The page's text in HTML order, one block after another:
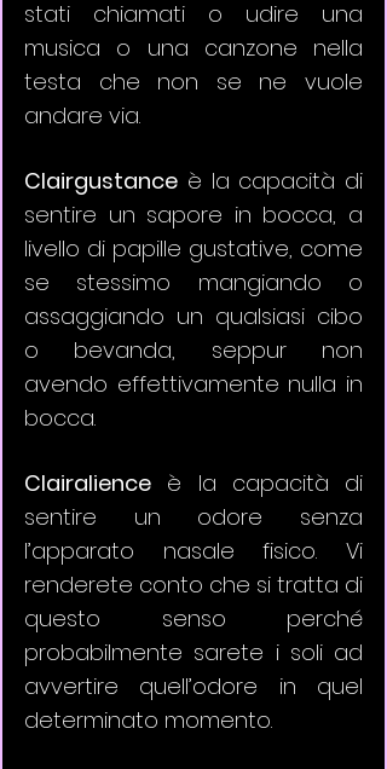
stati chiamati o udire una
musica o una canzone nella
testa che non se ne vuole
andare via.
Clairgustance è la capacità di
sentire un sapore in bocca, a
livello di papille gustative, come
se stessimo mangiando o
assaggiando un qualsiasi cibo
o bevanda, seppur non
avendo effettivamente nulla in
bocca.
Clairalience è la capacità di
sentire un odore senza
l’apparato nasale fisico. Vi
renderete conto che si tratta di
questo senso perché
probabilmente sarete i soli ad
avvertire quell’odore in quel
determinato momento.